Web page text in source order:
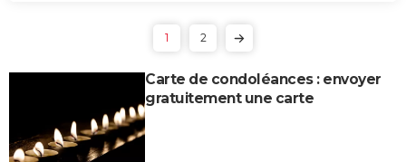
1 2
Carte de condoléances : envoyer
gratuitement une carte